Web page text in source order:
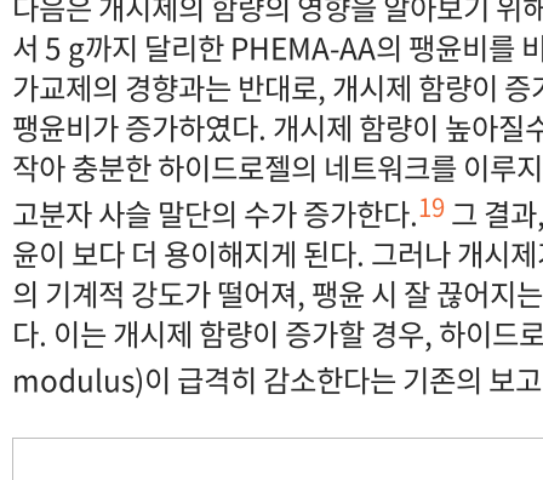
서 5 g까지 달리한 PHEMA-AA의 팽윤비를
가교제의 경향과는 반대로, 개시제 함량이
팽윤비가 증가하였다. 개시제 함량이 높아질
작아 충분한 하이드로젤의 네트워크를 이루
고분자 사슬 말단의 수가 증가한다.19그 결
윤이 보다 더 용이해지게 된다. 그러나 개시
의 기계적 강도가 떨어져, 팽윤 시 잘 끊어지
다. 이는 개시제 함량이 증가할 경우, 하이드
modulus)이 급격히 감소한다는 기존의 보